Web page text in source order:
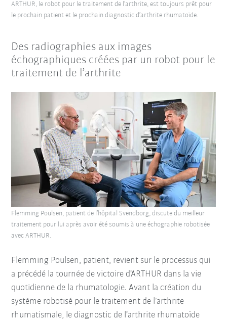
ARTHUR, le robot pour le traitement de l’arthrite, est toujours prêt pour
le prochain patient et le prochain diagnostic d’arthrite rhumatoïde.
Des radiographies aux images
échographiques créées par un robot pour le
traitement de l’arthrite
Flemming Poulsen, patient, revient sur le processus qui
a précédé la tournée de victoire d’ARTHUR dans la vie
quotidienne de la rhumatologie. Avant la création du
système robotisé pour le traitement de l’arthrite
rhumatismale, le diagnostic de l’arthrite rhumatoïde
Flemming Poulsen, patient de l’hôpital Svendborg, discute du meilleur
traitement pour lui après avoir été soumis à une échographie robotisée
avec ARTHUR.